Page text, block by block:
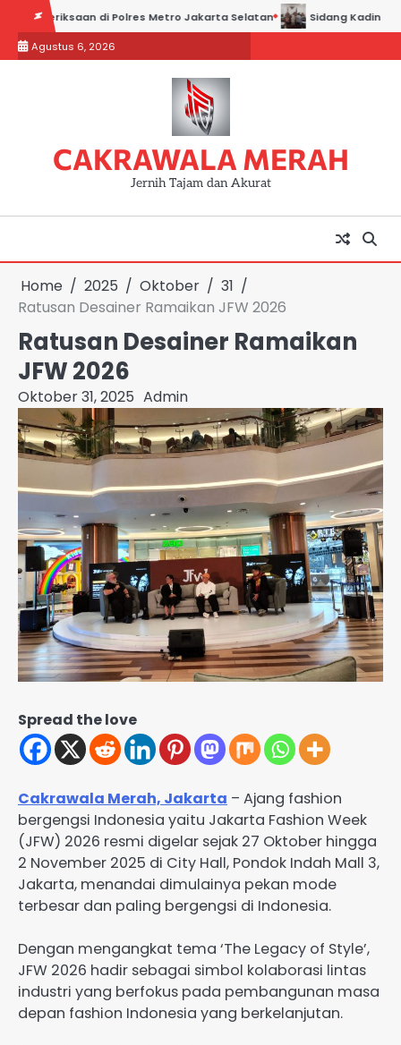
content
di Polres Metro Jakarta Selatan Sidang Kadin Jabar vs
Agustus 6, 2026
CAKRAWALA MERAH
Jernih Tajam dan Akurat
Home 2025 Oktober
31
Ratusan Desainer Ramaikan JFW 2026
Ratusan Desainer Ramaikan
JFW 2026
Oktober 31, 2025 Admin
Spread the love
Cakrawala Merah, Jakarta – Ajang fashion
bergengsi Indonesia yaitu Jakarta Fashion Week
(JFW) 2026 resmi digelar sejak 27 Oktober hingga
2 November 2025 di City Hall, Pondok Indah Mall 3,
Jakarta, menandai dimulainya pekan mode
terbesar dan paling bergengsi di Indonesia.
Dengan mengangkat tema ‘The Legacy of Style’,
JFW 2026 hadir sebagai simbol kolaborasi lintas
industri yang berfokus pada pembangunan masa
depan fashion Indonesia yang berkelanjutan.